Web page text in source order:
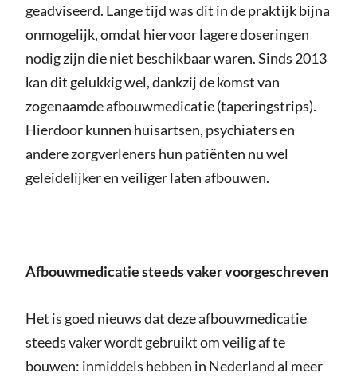
geadviseerd. Lange tijd was dit in de praktijk bijna
onmogelijk, omdat hiervoor lagere doseringen
nodig zijn die niet beschikbaar waren. Sinds 2013
kan dit gelukkig wel, dankzij de komst van
zogenaamde afbouwmedicatie (taperingstrips).
Hierdoor kunnen huisartsen, psychiaters en
andere zorgverleners hun patiënten nu wel
geleidelijker en veiliger laten afbouwen.
Afbouwmedicatie steeds vaker voorgeschreven
Het is goed nieuws dat deze afbouwmedicatie
steeds vaker wordt gebruikt om veilig af te
bouwen: inmiddels hebben in Nederland al meer